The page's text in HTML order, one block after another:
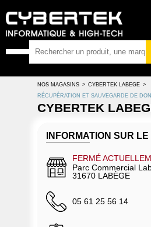
NOS MAGASINS > CYBERTEK LABEGE >
RÉCUPÉRATION ET SAUVEGARDE DE
CYBERTEK
INFORMATION SUR
FERMÉ
Parc Commercial
31670 LABÈGE
05 61 25 56 14